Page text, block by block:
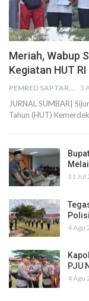
Meriah, Wabup
Kegiatan HUT
PEMRED SAPTARIUS 3
JURNAL SUMBAR|
Tahun (HUT)
31 Jul
4 Agu
PJU
4 Agu